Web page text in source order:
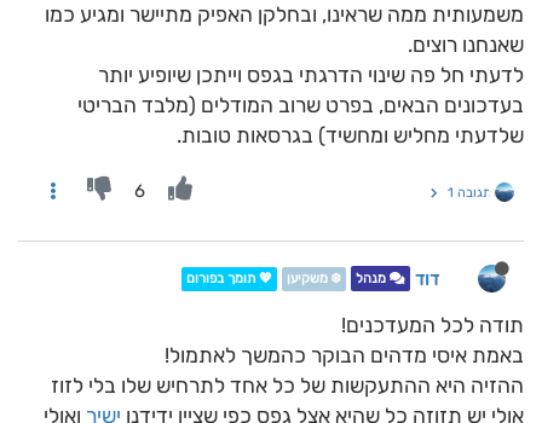
משמעותית ממה שראינו, ובחלקן האפיק מתיישר ומגיע כמו
שאנחנו רוצים.
לדעתי חל פה שינוי הדרגתי בגפס וייתכן שיופיע יותר
בעדכונים הבאים, בפרט שרוב המודלים (מלבד הבריטי
שלדעתי מחליש ומחשיד) בגרסאות טובות.
תגובה 1 6
דוד מנהל ❄️ משקיען 💖 תומך בפורום
תודה לכל המעדכנים!
באמת איסי מדהים הבוקר כהמשך לאתמול!
ההזיה היא ההתעקשות של כל אחד לתרחיש שלו בלי לזוז
אולי יש תזוזה כל שהיא אצל גפס כפי שציין ידידנו ישיר ואולי